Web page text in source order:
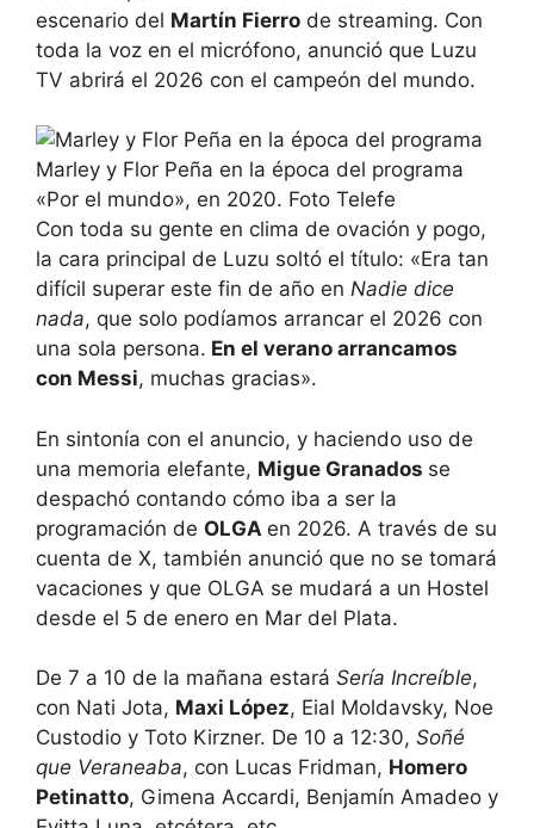
escenario del Martín Fierro de streaming. Con
toda la voz en el micrófono, anunció que Luzu
TV abrirá el 2026 con el campeón del mundo.
Marley y Flor Peña en la época del programa
«Por el mundo», en 2020. Foto Telefe
Con toda su gente en clima de ovación y pogo,
la cara principal de Luzu soltó el título: «Era tan
difícil superar este fin de año en Nadie dice
nada, que solo podíamos arrancar el 2026 con
una sola persona. En el verano arrancamos
con Messi, muchas gracias».
En sintonía con el anuncio, y haciendo uso de
una memoria elefante, Migue Granados se
despachó contando cómo iba a ser la
programación de OLGA en 2026. A través de su
cuenta de X, también anunció que no se tomará
vacaciones y que OLGA se mudará a un Hostel
desde el 5 de enero en Mar del Plata.
De 7 a 10 de la mañana estará Sería Increíble,
con Nati Jota, Maxi López, Eial Moldavsky, Noe
Custodio y Toto Kirzner. De 10 a 12:30, Soñé
que Veraneaba, con Lucas Fridman, Homero
Petinatto, Gimena Accardi, Benjamín Amadeo y